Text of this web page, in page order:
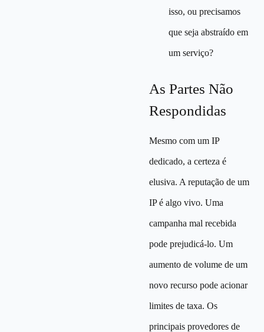
isso, ou precisamos
que seja abstraído em
um serviço?
As Partes Não
Respondidas
Mesmo com um IP
dedicado, a certeza é
elusiva. A reputação de um
IP é algo vivo. Uma
campanha mal recebida
pode prejudicá-lo. Um
aumento de volume de um
novo recurso pode acionar
limites de taxa. Os
principais provedores de